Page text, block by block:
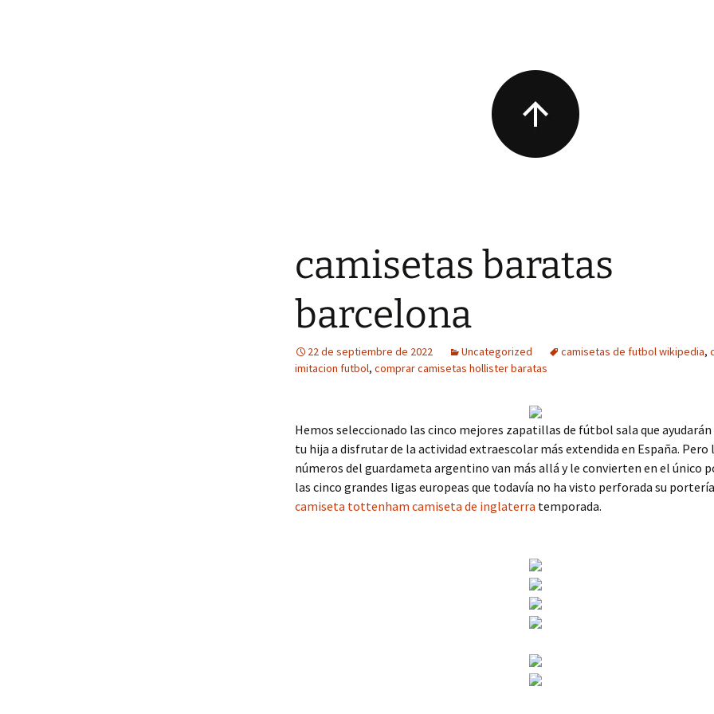
camisetas baratas
barcelona
22 de septiembre de 2022 Uncategorized camisetas de futbol wikipedia,
imitacion futbol, comprar camisetas hollister baratas
Hemos seleccionado las cinco mejores zapatillas de fútbol sala que ayudarán
tu hija a disfrutar de la actividad extraescolar más extendida en España. Pero
números del guardameta argentino van más allá y le convierten en el único
las cinco grandes ligas europeas que todavía no ha visto perforada su
camiseta tottenham camiseta de inglaterra temporada.